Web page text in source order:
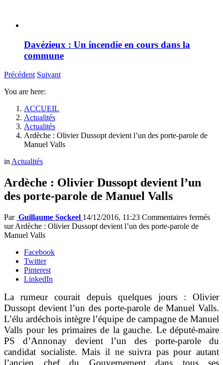
Davézieux : Un incendie en cours dans la
commune
Précédent Suivant
You are here:
ACCUEIL
Actualités
Actualités
Ardèche : Olivier Dussopt devient l’un des porte-parole de
Manuel Valls
inActualités
Ardèche : Olivier Dussopt devient l’un
des porte-parole de Manuel Valls
Par Guillaume Sockeel 14/12/2016, 11:23 Commentaires fermés
sur Ardèche : Olivier Dussopt devient l’un des porte-parole de
Manuel Valls
Facebook
Twitter
Pinterest
LinkedIn
La rumeur courait depuis quelques jours : Olivier
Dussopt devient l’un des porte-parole de Manuel Valls.
L’élu ardéchois intègre l’équipe de campagne de Manuel
Valls pour les primaires de la gauche. Le député-maire
PS d’Annonay devient l’un des porte-parole du
candidat socialiste. Mais il ne suivra pas pour autant
l’ancien chef du Gouvernement dans tous ses